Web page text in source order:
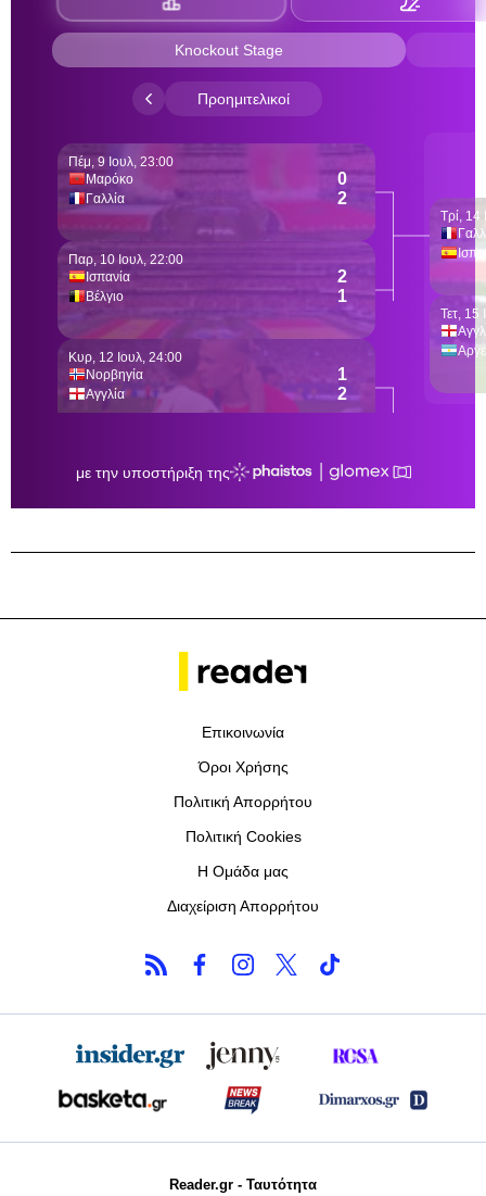
Επικοινωνία
Όροι Χρήσης
Πολιτική Απορρήτου
Πολιτική Cookies
Η Ομάδα μας
Διαχείριση Απορρήτου
Reader.gr - Ταυτότητα